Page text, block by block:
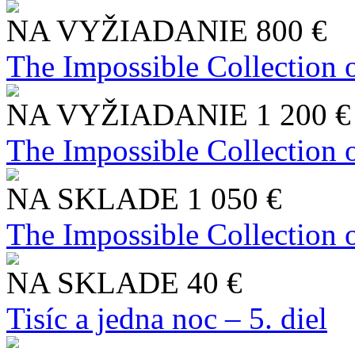
NA VYŽIADANIE 800 €
The Impossible Collection
NA VYŽIADANIE 1 200 €
The Impossible Collection
NA SKLADE 1 050 €
The Impossible Collection
NA SKLADE 40 €
Tisíc a jedna noc – 5. diel